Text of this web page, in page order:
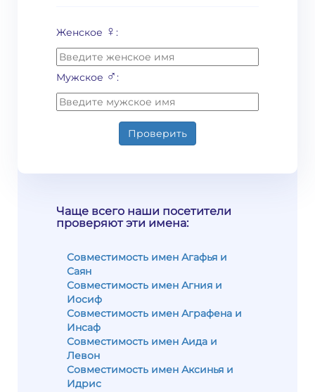
Женское ♀ :
Мужское ♂:
Проверить
Чаще всего наши посетители
проверяют эти имена:
Совместимость имен Агафья и
Саян
Совместимость имен Агния и
Иосиф
Совместимость имен Аграфена и
Инсаф
Совместимость имен Аида и
Левон
Совместимость имен Аксинья и
Идрис